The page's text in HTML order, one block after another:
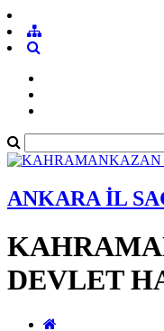
ANKARA İL
DEVLET